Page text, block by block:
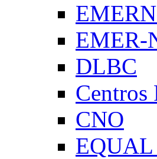
EMER-
DLBC
Centros
CNO